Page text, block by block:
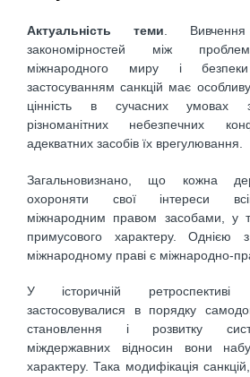
Актуальність теми. Вивчення
закономірностей між
міжнародного миру і
застосуванням санкцій має
цінність в сучасних умовах
різноманітних небезпечних
адекватних засобів їх врегулювання.
Загальновизнано, що кожна
охороняти свої інтереси
міжнародним правом засобами, у
примусового характеру.
міжнародному праві є міжнародно-
У історичній ретроспективі
застосовувалися в порядку
становлення і розвитку
міждержавних відносин вони
характеру. Така модифікація